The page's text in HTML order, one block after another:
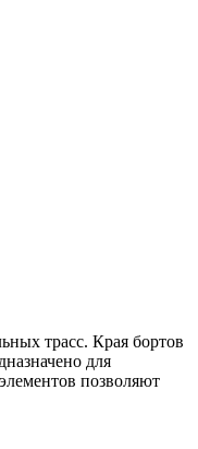
трасс. Края бортов
для
позволяют